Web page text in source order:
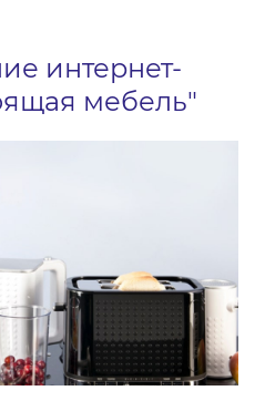
интернет-
мебель"